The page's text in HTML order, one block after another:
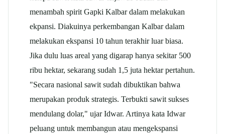
menambah spirit Gapki Kalbar dalam melakukan
ekpansi. Diakuinya perkembangan Kalbar dalam
melakukan ekspansi 10 tahun terakhir luar biasa.
Jika dulu luas areal yang digarap hanya sekitar 500
ribu hektar, sekarang sudah 1,5 juta hektar pertahun.
"Secara nasional sawit sudah dibuktikan bahwa
merupakan produk strategis. Terbukti sawit sukses
mendulang dolar," ujar Idwar. Artinya kata Idwar
peluang untuk membangun atau mengekspansi